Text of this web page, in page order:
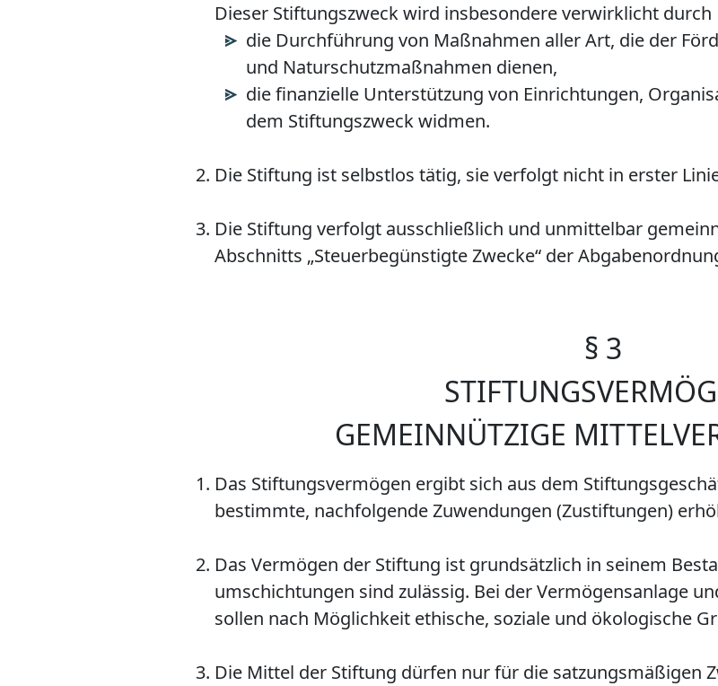
Dieser Stiftungszweck wird insbesondere verwirklicht durch
die Durchführung von Maßnahmen aller Art, die der
und Naturschutzmaßnahmen dienen,
die finanzielle Unterstützung von Einrichtungen,
dem Stiftungszweck widmen.
Die Stiftung ist selbstlos tätig, sie verfolgt nicht in erster
Die Stiftung verfolgt ausschließlich und unmittelbar
Abschnitts „Steuerbegünstigte Zwecke“ der
§ 3
GEMEINNÜTZIGE
Das Stiftungsvermögen ergibt sich aus dem
bestimmte, nachfolgende Zuwendungen (Zustiftungen)
Das Vermögen der Stiftung ist grundsätzlich in seinem
umschich­tungen sind zulässig. Bei der Vermögensanlage
sollen nach Möglichkeit ethische, soziale und öko­logische
Die Mittel der Stiftung dürfen nur für die satzungsmäßigen